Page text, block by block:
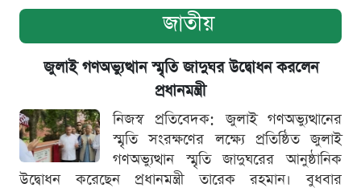
জাতীয়
জুলাই গণঅভ্যুত্থান স্মৃতি জাদুঘর উদ্বোধন করলেন
প্রধানমন্ত্রী
নিজস্ব প্রতিবেদক: জুলাই গণঅভ্যুত্থানের
স্মৃতি সংরক্ষণের লক্ষ্যে প্রতিষ্ঠিত জুলাই
গণঅভ্যুত্থান স্মৃতি জাদুঘরের আনুষ্ঠানিক
উদ্বোধন করেছেন প্রধানমন্ত্রী তারেক রহমান। বুধবার